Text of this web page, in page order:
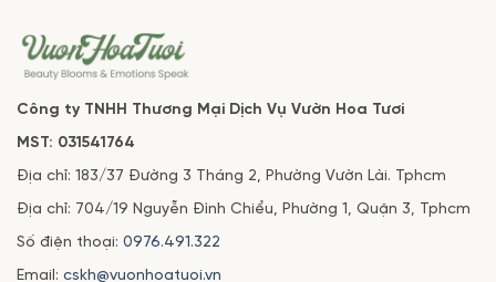
Công ty TNHH Thương Mại Dịch Vụ Vườn Hoa Tươi
MST: 031541764
Địa chỉ: 183/37 Đường 3 Tháng 2, Phường Vườn Lài. Tphcm
Địa chỉ: 704/19 Nguyễn Đình Chiểu, Phường 1, Quận 3, Tphcm
Số điện thoại: 0976.491.322
Email: cskh@vuonhoatuoi.vn